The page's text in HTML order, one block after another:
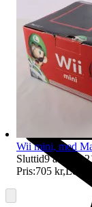
Wii mini, med
Sluttid9 aug
Pris:705 kr,